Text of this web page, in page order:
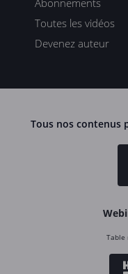
Abonnements
Toutes les vidéos
Devenez auteur
Tous nos contenus
Table